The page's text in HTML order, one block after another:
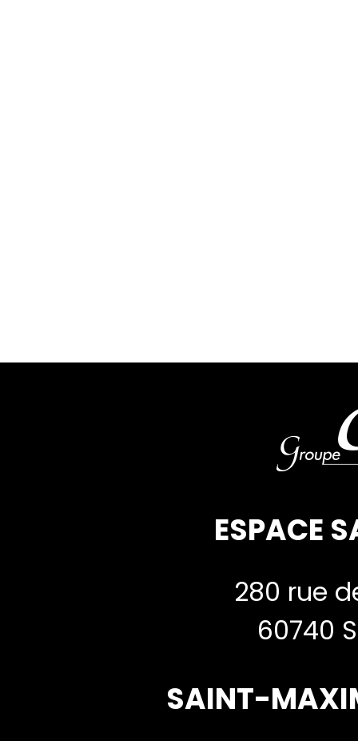
ESPACE
280 rue
60740
SAINT-